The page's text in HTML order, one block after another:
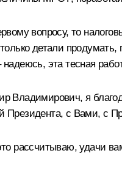
вопросу, то
детали
надеюсь, эта тесная
Владимирович, я
Президента, с Вами, с
рассчитываю, удачи